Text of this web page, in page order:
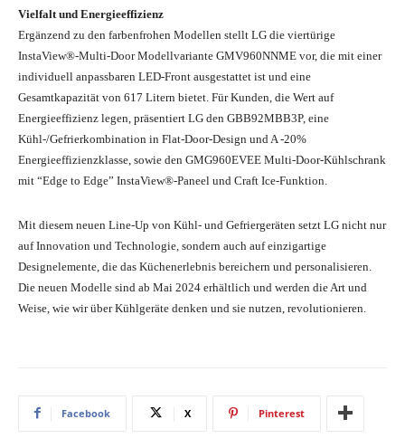
Vielfalt und Energieeffizienz
Ergänzend zu den farbenfrohen Modellen stellt LG die viertürige
InstaView®-Multi-Door Modellvariante GMV960NNME vor, die mit einer
individuell anpassbaren LED-Front ausgestattet ist und eine
Gesamtkapazität von 617 Litern bietet. Für Kunden, die Wert auf
Energieeffizienz legen, präsentiert LG den GBB92MBB3P, eine
Kühl-/Gefrierkombination in Flat-Door-Design und A -20%
Energieeffizienzklasse, sowie den GMG960EVEE Multi-Door-Kühlschrank
mit “Edge to Edge” InstaView®-Paneel und Craft Ice-Funktion.
Mit diesem neuen Line-Up von Kühl- und Gefriergeräten setzt LG nicht nur
auf Innovation und Technologie, sondern auch auf einzigartige
Designelemente, die das Küchenerlebnis bereichern und personalisieren.
Die neuen Modelle sind ab Mai 2024 erhältlich und werden die Art und
Weise, wie wir über Kühlgeräte denken und sie nutzen, revolutionieren.
Facebook X Pinterest